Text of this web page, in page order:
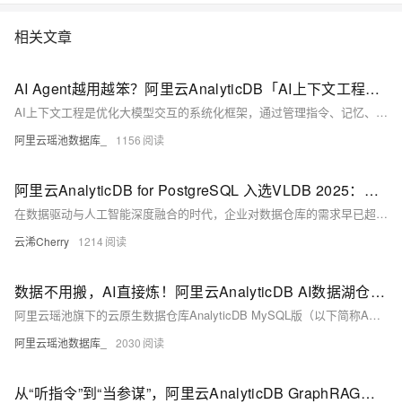
相关文章
AI Agent越用越笨？阿里云AnalyticDB「AI上下文工程」一招破解！
AI上下文工程是优化大模型交互的系统化框架，通过管理指令、记忆、知识库等上下文要素，解决信息缺失、长度溢出与上下文失效等问题。依托AnalyticDB等技术，实现上下文的采集、存储、组装与调度，提升AI Agent的准确性与协同效率，助力企业构建高效、稳定的智能应用。
阿里云瑶池数据库_ 1156
阿里云AnalyticDB for PostgreSQL 入选VLDB 2025：统一架构破局HTAP，Beam+Laser引擎赋能Data+AI融合新范式
在数据驱动与人工智能深度融合的时代，企业对数据仓库的需求早已超越“查得快”这一基础能力。面对传统数仓挑战，阿里云瑶池数据库AnalyticDB for PostgreSQL（简称ADB-PG）创新性地构建了统一架构下的Shared-Nothing与Shared-Storage双模融合体系，并自主研发Beam混合存储引擎与Laser向量化执行引擎，全面解决HTAP场景下性能、弹性、成本与实时性的矛盾。 近日，相关研究成果发表于在英国伦敦召开的数据库领域顶级会议 VLDB 2025，标志着中国自研云数仓技术再次登上国际舞台。
云浠Cherry 1214
数据不用搬，AI直接炼！阿里云AnalyticDB AI数据湖仓一站式融合AI+BI
阿里云瑶池旗下的云原生数据仓库AnalyticDB MySQL版（以下简称ADB）诞生于高性能实时数仓时代，实现了PB级结构化数据的高效处理和分析。在前几年，为拥抱大数据的浪潮，ADB从传统数仓拓展到数据湖仓，支持Paimon/Iceberg/Delta Lake/Hudi湖格式，为开放的数据湖提供数据库级别的性能、可靠性和管理能力，从而更好地服务以SQL为核心的大规模数据处理和BI分析，奠定了坚实的湖仓一体基础。
阿里云瑶池数据库_ 2030
从“听指令”到“当参谋”，阿里云AnalyticDB GraphRAG如何让AI开窍